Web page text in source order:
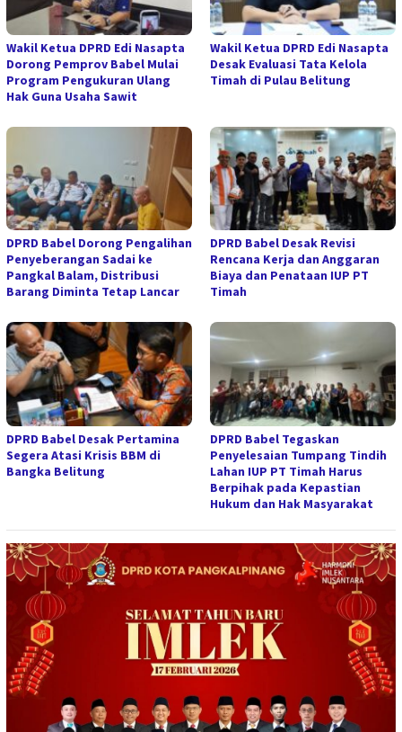
Wakil Ketua DPRD Edi Nasapta
Dorong Pemprov Babel Mulai
Program Pengukuran Ulang
Hak Guna Usaha Sawit
Wakil Ketua DPRD Edi Nasapta
Desak Evaluasi Tata Kelola
Timah di Pulau Belitung
DPRD Babel Dorong Pengalihan
Penyeberangan Sadai ke
Pangkal Balam, Distribusi
Barang Diminta Tetap Lancar
DPRD Babel Desak Revisi
Rencana Kerja dan Anggaran
Biaya dan Penataan IUP PT
Timah
DPRD Babel Desak Pertamina
Segera Atasi Krisis BBM di
Bangka Belitung
DPRD Babel Tegaskan
Penyelesaian Tumpang Tindih
Lahan IUP PT Timah Harus
Berpihak pada Kepastian
Hukum dan Hak Masyarakat